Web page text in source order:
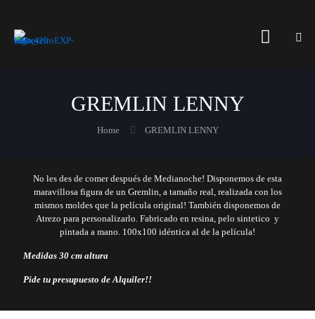
GREMLIN LENNY
Home GREMLIN LENNY
No les des de comer después de Medianoche! Disponemos de esta
maravillosa figura de un Gremlin, a tamaño real, realizada con los
mismos moldes que la película original! También disponemos de
Atrezo para personalizarlo. Fabricado en resina, pelo sintetico y
pintada a mano. 100x100 idéntica al de la película!
Medidas 30 cm altura
Pide tu presupuesto de Alquiler!!